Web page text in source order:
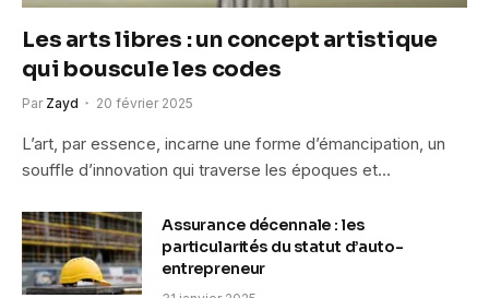
Les arts libres : un concept artistique
qui bouscule les codes
Par Zayd 20 février 2025
L’art, par essence, incarne une forme d’émancipation, un
souffle d’innovation qui traverse les époques et…
Assurance décennale : les
particularités du statut d’auto-
entrepreneur